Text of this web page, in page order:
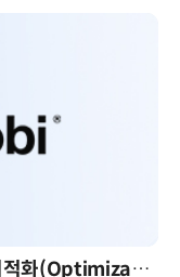
AI 시대의 의사결정을 바꾸는 수리최적화(Optimization): 실제 산업 적용 사례와 활용 전략